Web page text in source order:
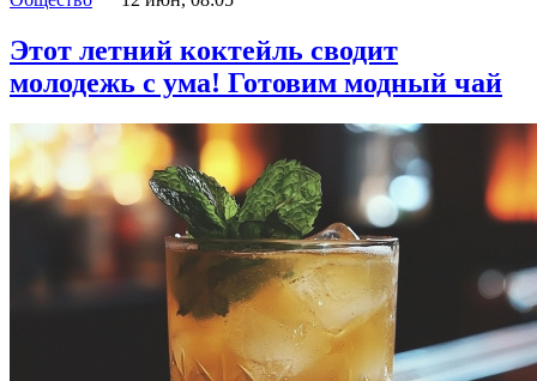
Этот летний коктейль сводит
молодежь с ума! Готовим модный чай